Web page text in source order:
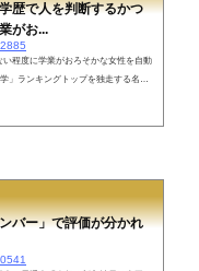
歴で人を判断するかつ
がお...
い程度に学業がおろそかな女性を自動
」ランキングトップを独走する名門
バー」で評価が分かれ